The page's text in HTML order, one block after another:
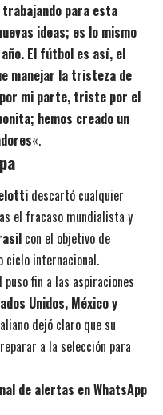
trabajando para esta
ideas; es lo mismo
El fútbol es así, el
manejar la tristeza de
mi parte, triste por el
hemos creado un
«.
descartó cualquier
el fracaso mundialista y
con el objetivo de
ciclo internacional.
fin a las aspiraciones
Unidos, México y
dejó claro que su
a la selección para
de alertas en WhatsApp